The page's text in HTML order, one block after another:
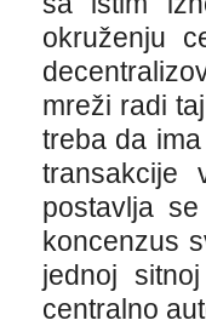
okruženju
mreži radi
treba da
transakcije
postavlja
koncenzus
jednoj
centralno